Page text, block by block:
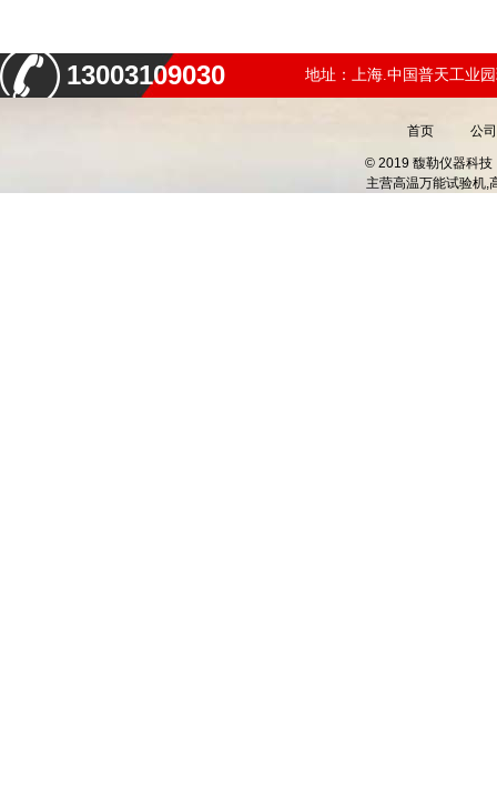
13003109030 地址：上海.中国普天工业
首页 公
© 2019 馥勒仪器科技
主营高温万能试验机,